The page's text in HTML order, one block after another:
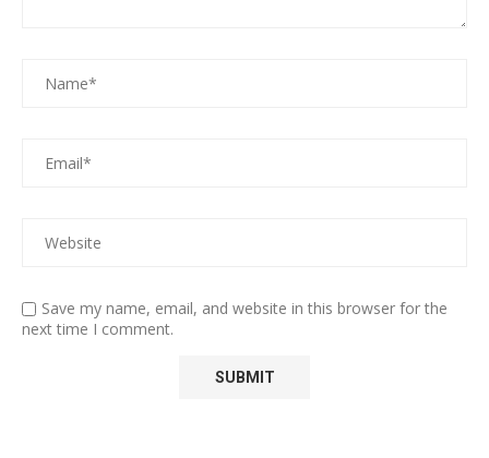
Save my name, email, and website in this browser for the
next time I comment.